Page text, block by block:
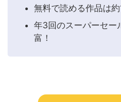
無料で読める作品は約
年3回のスーパーセー
富！